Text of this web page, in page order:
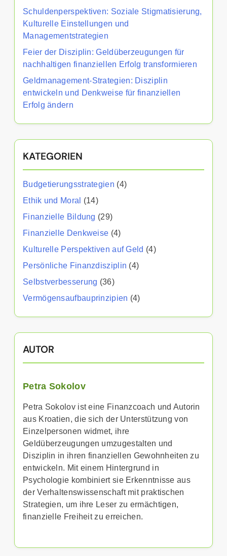
Schuldenperspektiven: Soziale Stigmatisierung,
Kulturelle Einstellungen und
Managementstrategien
Feier der Disziplin: Geldüberzeugungen für
nachhaltigen finanziellen Erfolg transformieren
Geldmanagement-Strategien: Disziplin
entwickeln und Denkweise für finanziellen
Erfolg ändern
KATEGORIEN
Budgetierungsstrategien (4)
Ethik und Moral
(14)
Finanzielle Bildung (29)
Finanzielle Denkweise (4)
Kulturelle Perspektiven auf Geld (4)
Persönliche Finanzdisziplin (4)
Selbstverbesserung (36)
Vermögensaufbauprinzipien (4)
AUTOR
Petra Sokolov
Petra Sokolov ist eine Finanzcoach und Autorin
aus Kroatien, die sich der Unterstützung von
Einzelpersonen widmet, ihre
Geldüberzeugungen umzugestalten und
Disziplin in ihren finanziellen Gewohnheiten zu
entwickeln. Mit einem Hintergrund in
Psychologie kombiniert sie Erkenntnisse aus
der Verhaltenswissenschaft mit praktischen
Strategien, um ihre Leser zu ermächtigen,
finanzielle Freiheit zu erreichen.